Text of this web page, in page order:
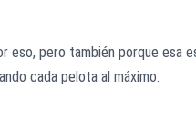
eso, pero también porque esa
cada pelota al máximo.